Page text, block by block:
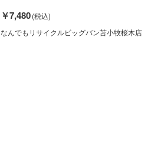
￥7,480
なんでもリサイクルビッグバン苫小牧桜木店